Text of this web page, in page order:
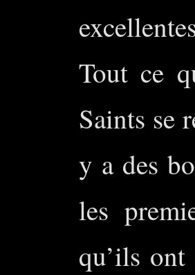
Tout ce
Saints se
y a des
les
qu’ils